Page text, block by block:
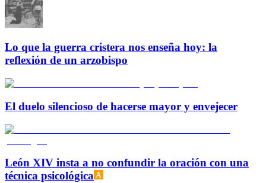
Lo que la guerra cristera nos enseña hoy: la
reflexión de un arzobispo
El duelo silencioso de hacerse mayor y envejecer
León XIV insta a no confundir la oración con una
técnica psicológica